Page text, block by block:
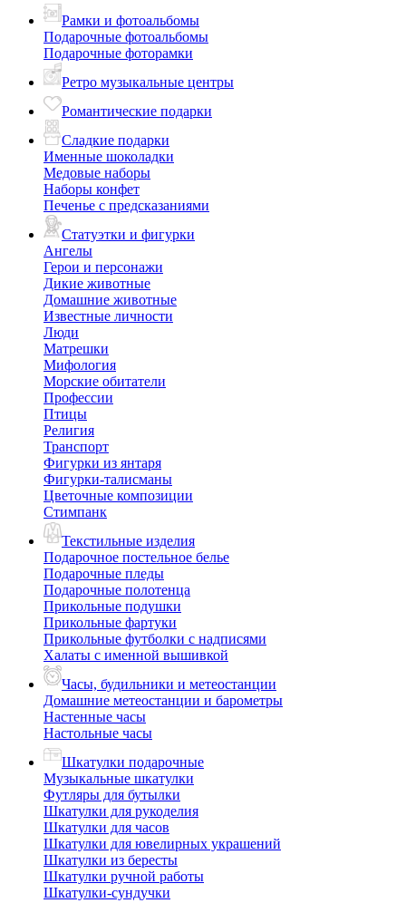
Рамки и фотоальбомы
Подарочные фотоальбомы
Подарочные фоторамки
Ретро музыкальные центры
Романтические подарки
Сладкие подарки
Именные шоколадки
Медовые наборы
Наборы конфет
Печенье с предсказаниями
Статуэтки и фигурки
Ангелы
Герои и персонажи
Дикие животные
Домашние животные
Известные личности
Люди
Матрешки
Мифология
Морские обитатели
Профессии
Птицы
Религия
Транспорт
Фигурки из янтаря
Фигурки-талисманы
Цветочные композиции
Стимпанк
Текстильные изделия
Подарочное постельное белье
Подарочные пледы
Подарочные полотенца
Прикольные подушки
Прикольные фартуки
Прикольные футболки с надписями
Халаты с именной вышивкой
Часы, будильники и метеостанции
Домашние метеостанции и барометры
Настенные часы
Настольные часы
Шкатулки подарочные
Музыкальные шкатулки
Футляры для бутылки
Шкатулки для рукоделия
Шкатулки для часов
Шкатулки для ювелирных украшений
Шкатулки из бересты
Шкатулки ручной работы
Шкатулки-сундучки